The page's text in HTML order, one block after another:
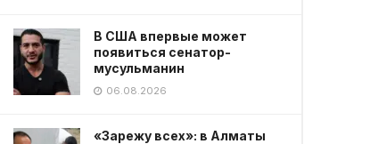
В США впервые может
появиться сенатор-
мусульманин
06.08.2026
«Зарежу всех»: в Алматы